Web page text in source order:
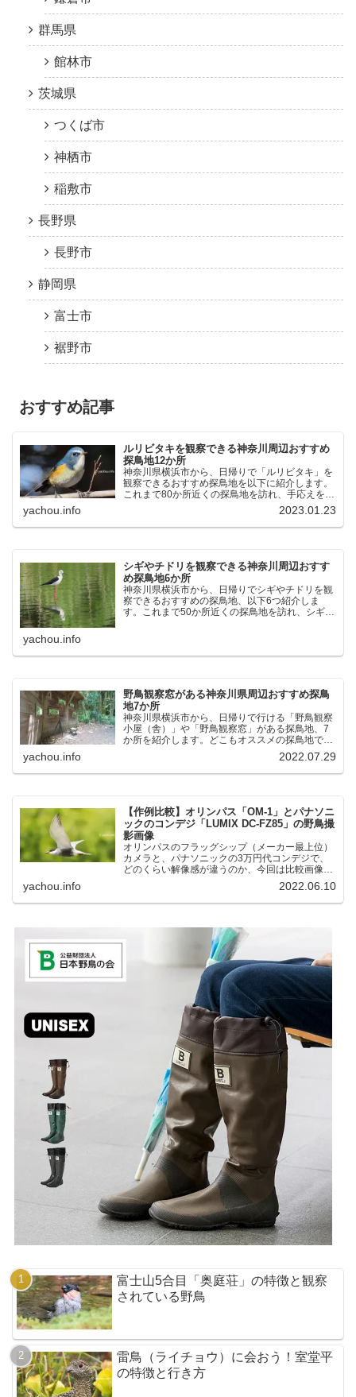
群馬県
館林市
茨城県
つくば市
神栖市
稲敷市
長野県
長野市
静岡県
富士市
裾野市
おすすめ記事
ルリビタキを観察できる神奈川周辺おすすめ
探鳥地12か所
神奈川県横浜市から、日帰りで「ルリビタキ」を
観察できるおすすめ探鳥地を以下に紹介します。
これまで80か所近くの探鳥地を訪れ、手応えを感
じた場所です。以下、★ が多いほど観察しやす
く、出現頻度が高いと感じた場所です。 北本自然
観察公園：埼玉県...
yachou.info 2023.01.23
シギやチドリを観察できる神奈川周辺おすす
め探鳥地6か所
神奈川県横浜市から、日帰りでシギやチドリを観
察できるおすすめの探鳥地、以下6つ紹介しま
す。これまで50か所近くの探鳥地を訪れ、シギや
yachou.info
野鳥観察窓がある神奈川県周辺おすすめ探鳥
地7か所
神奈川県横浜市から、日帰りで行ける「野鳥観察
小屋（舎）」や「野鳥観察窓」がある探鳥地、7
か所を紹介します。どこもオススメの探鳥地で
す。実際に訪れてみると、野山にいる野鳥、海や
湖にいる野鳥それぞれ違う観察になりました。街
中にあり、電車で行ける...
yachou.info 2022.07.29
【作例比較】オリンパス「OM-1」とパナソニ
ックのコンデジ「LUMIX DC-FZ85」の野鳥撮
影画像
オリンパスのフラッグシップ（メーカー最上位）
カメラと、パナソニックの3万円代コンデジで、
どのくらい解像感が違うのか、今回は比較画像を
紹介します。私はコンデジを愛用しているのです
が、相棒がオリンパス「OM-1」を使い始めたと
ころ、同じ被写体で...
yachou.info 2022.06.10
富士山5合目「奥庭荘」の特徴と観察
されている野鳥
雷鳥（ライチョウ）に会おう！室堂平
の特徴と行き方